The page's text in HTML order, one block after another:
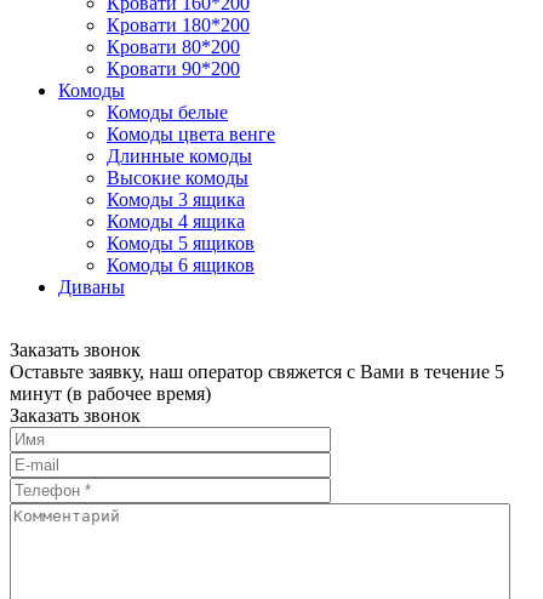
Кровати 180*200
Кровати 80*200
Кровати 90*200
Комоды
Комоды белые
Комоды цвета венге
Длинные комоды
Высокие комоды
Комоды 3 ящика
Комоды 4 ящика
Комоды 5 ящиков
Комоды 6 ящиков
Диваны
Заказать звонок
Оставьте заявку, наш оператор свяжется с Вами в течение 5
минут (в рабочее время)
Заказать звонок